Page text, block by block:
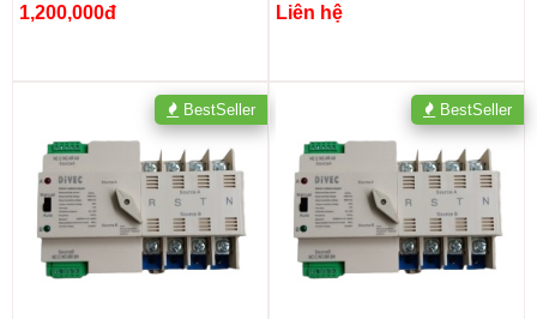
1,200,000đ Liên hệ
BestSeller BestSeller